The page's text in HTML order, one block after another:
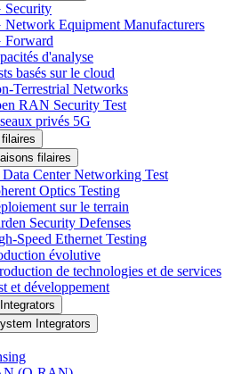
Security
Network Equipment Manufacturers
Forward
d'analyse
basés sur le cloud
Terrestrial Networks
RAN Security Test
privés 5G
filaires
Center Networking Test
Optics Testing
sur le terrain
Security Defenses
Speed Ethernet Testing
évolutive
de technologies et de services
et développement
Integrators